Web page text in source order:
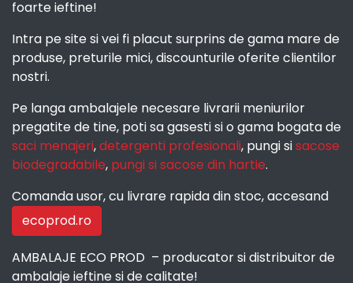
foarte ieftine!
Intra pe site si vei fi placut surprins de gama mare de
produse, preturile mici, discounturile oferite clientilor
nostri.
Pe langa ambalajele necesare livrarii meniurilor
pregatite de tine, poti sa gasesti si o gama bogata de
saci menajeri,detergenti profesionali, pungi sisacose
biodegradabile, pungi si sacose din hartie.
Comanda usor, cu livrare rapida din stoc, accesand
ecoprod.ro
AMBALAJE ECO PROD – producator si distribuitor de
ambalaje ieftine si de calitate!